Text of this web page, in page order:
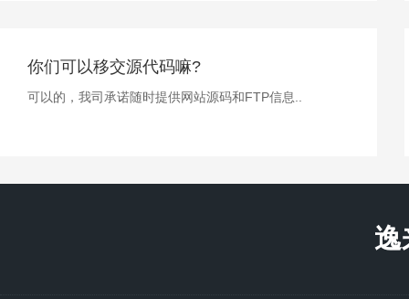
你们可以移交源代码嘛?
可以的，我司承诺随时提供网站源码和FTP信息..
逸